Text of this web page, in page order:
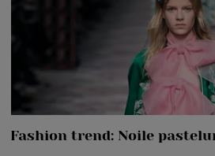
Fashion trend: Noile